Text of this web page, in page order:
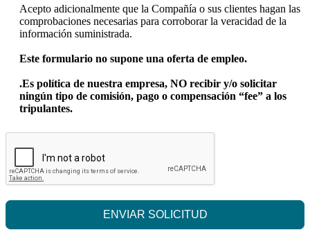
Acepto adicionalmente que la Compañía o sus clientes hagan las
comprobaciones necesarias para corroborar la veracidad de la
información suministrada.
Este formulario no supone una oferta de empleo.
.Es política de nuestra empresa, NO recibir y/o solicitar
ningún tipo de comisión, pago o compensación “fee” a los
tripulantes.
ENVIAR SOLICITUD